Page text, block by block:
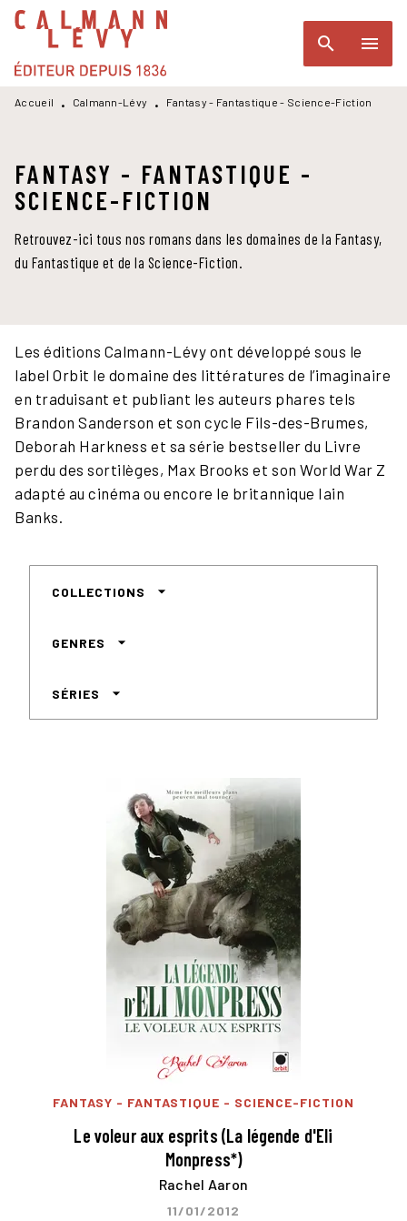
MENU RECHERCHE
PIED DE PAGE
search menu
Accueil • Calmann-Lévy • Fantasy - Fantastique - Science-Fiction
FANTASY - FANTASTIQUE -
SCIENCE-FICTION
Retrouvez-ici tous nos romans dans les domaines de la Fantasy,
du Fantastique et de la Science-Fiction.
Les éditions Calmann-Lévy ont développé sous le
label Orbit le domaine des littératures de l’imaginaire
en traduisant et publiant les auteurs phares tels
Brandon Sanderson et son cycle Fils-des-Brumes,
Deborah Harkness et sa série bestseller du Livre
perdu des sortilèges, Max Brooks et son World War Z
adapté au cinéma ou encore le britannique Iain
Banks.
COLLECTIONS arrow_drop_down
GENRES arrow_drop_down
SÉRIES arrow_drop_down
FANTASY - FANTASTIQUE - SCIENCE-FICTION
Le voleur aux esprits (La légende d'Eli
Monpress*)
Rachel Aaron
11/01/2012